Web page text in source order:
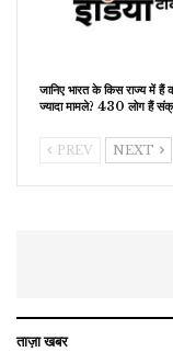
जानिए भारत के किस राज्य में हैं
ज्यादा मामले? 430 लोग हैं
PREV NEXT
ताज़ा खबर